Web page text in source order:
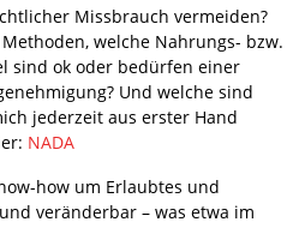
Missbrauch vermeiden?
welche Nahrungs- bzw.
sind ok oder bedürfen einer
Und welche sind
jederzeit aus erster Hand
NADA
how um Erlaubtes und
veränderbar – was etwa im